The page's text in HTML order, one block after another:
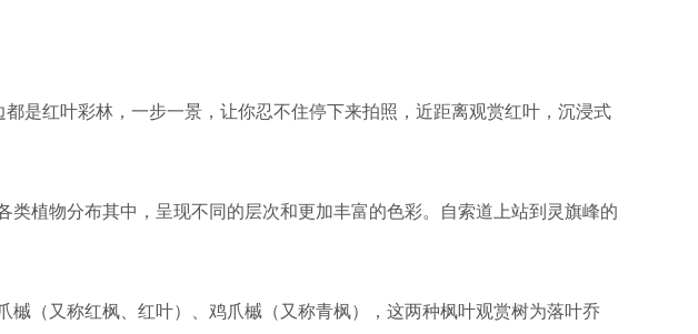
是红叶彩林，一步一景，让你忍不住停下来拍照，近距离观赏红叶，沉浸式
植物分布其中，呈现不同的层次和更加丰富的色彩。自索道上站到灵旗峰的
（又称红枫、红叶）、鸡爪槭（又称青枫），这两种枫叶观赏树为落叶乔